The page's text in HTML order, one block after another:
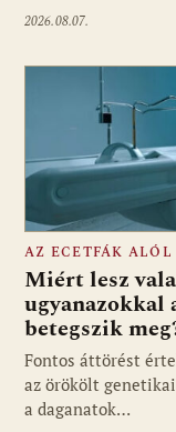
2026.08.07.
AZ ECETFÁK ALÓL
Miért lesz
ugyanazokkal
betegszik
Fontos áttörést
az örökölt
a daganatok…